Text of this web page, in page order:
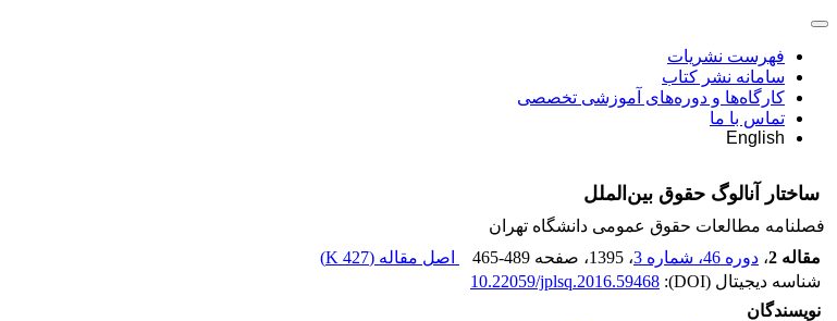
فهرست نشریات
سامانه نشر کتاب
کارگاه‌ها و دوره‌های آموزشی تخصصی
تماس با ما
English
ساختار آنالوگ حقوق بین‌الملل
فصلنامه مطالعات حقوق عمومی دانشگاه تهران
مقاله 2
، دوره 46، شماره 3 ، 1395 ، صفحه 465-489 اصل مقاله (427 K
)
شناسه دیجیتال (DOI):
10.22059/jplsq.2016.59468
نویسندگان